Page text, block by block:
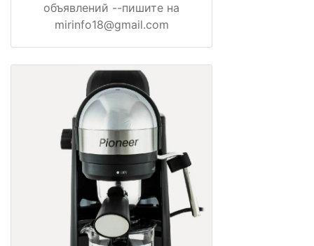
объявлений --пишите на
mirinfo18@gmail.com